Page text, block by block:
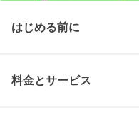
はじめる前に
料金とサービス